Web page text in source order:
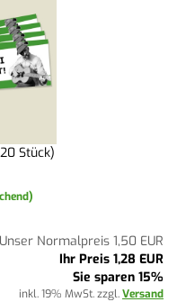
Stück)
Unser Normalpreis 1,50 EUR
Ihr Preis 1,28 EUR
Sie sparen 15%
inkl. 19% MwSt. zzgl.Versand